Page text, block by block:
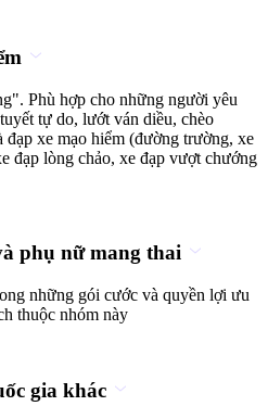
Phù hợp cho những người yêu
tự do, lướt ván diều, chèo
đạp xe mạo hiểm (đường trường, xe
đạp lòng chảo, xe đạp vượt chướng
phụ nữ mang thai
những gói cước và quyền lợi ưu
thuộc nhóm này
gia khác